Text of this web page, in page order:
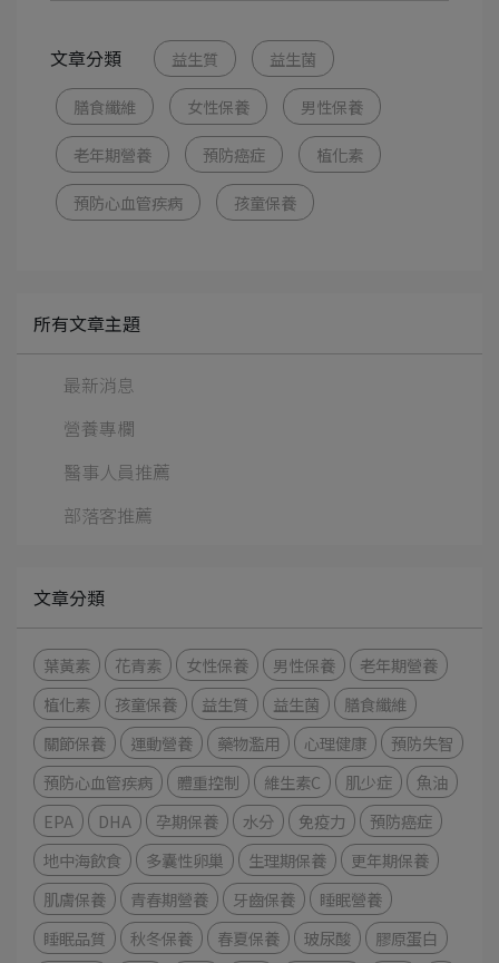
文章分類 益生質 益生菌
膳食纖維 女性保養 男性保養
老年期營養 預防癌症 植化素
預防心血管疾病 孩童保養
所有文章主題
最新消息
營養專欄
醫事人員推薦
部落客推薦
文章分類
葉黃素 花青素 女性保養 男性保養
老年期營養
植化素
孩童保養 益生質 益生菌
膳食纖維
關節保養
運動營養 藥物濫用 心理健康
預防失智
預防心血管疾病
體重控制 維生素C 肌少症
魚油
EPA
DHA 孕期保養 水分 免疫力
預防癌症
地中海飲食
多囊性卵巢 生理期保養
更年期保養
肌膚保養
青春期營養 牙齒保養
睡眠營養
睡眠品質
秋冬保養 春夏保養 玻尿酸
膠原蛋白